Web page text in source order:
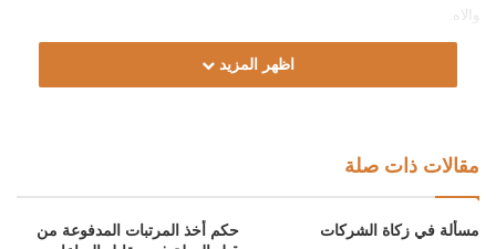
والاه.
اظهر المزيد
مقالات ذات صلة
مسألة في زكاة الشركات
حكم أخذ المرتبات المدفوعة من